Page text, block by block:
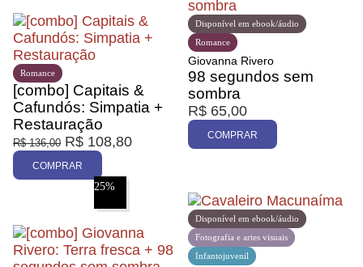
Romance
[combo] Capitais &
Cafundós: Simpatia +
Restauração
R$136,00 R$ 108,80
COMPRAR
Disponível em ebook/áudio
Romance
Giovanna Rivero
98 segundos sem
sombra
R$ 65,00
COMPRAR
25%
Disponível em ebook/áudio
Fotografia e artes visuais
Infantojuvenil